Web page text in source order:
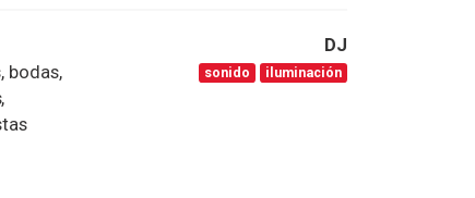
bodas,
DJ
sonido iluminación